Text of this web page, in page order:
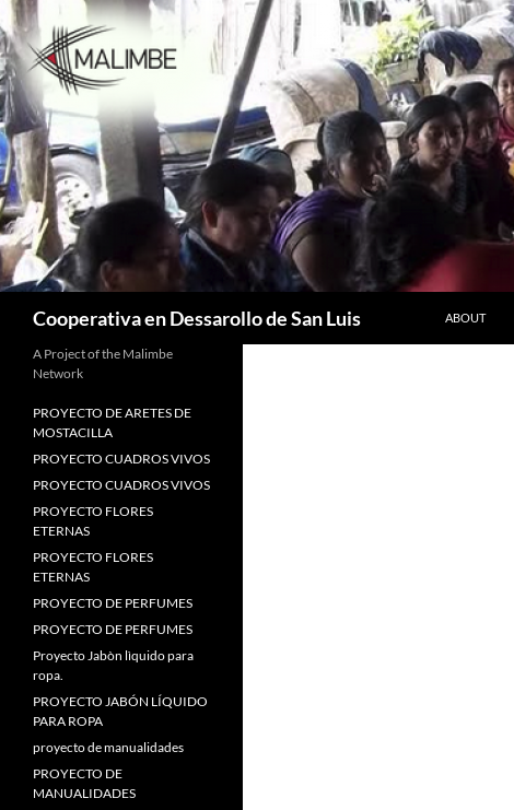
Skip
to
content
Cooperativa en Dessarollo de San Luis ABOUT
A Project of the Malimbe
Network
PROYECTO DE ARETES DE
MOSTACILLA
PROYECTO CUADROS VIVOS
PROYECTO CUADROS VIVOS
PROYECTO FLORES
ETERNAS
PROYECTO FLORES
ETERNAS
PROYECTO DE PERFUMES
PROYECTO DE PERFUMES
Proyecto Jabòn lìquido para
ropa.
PROYECTO JABÓN LÍQUIDO
PARA ROPA
proyecto de manualidades
PROYECTO DE
MANUALIDADES